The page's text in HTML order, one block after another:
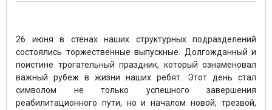
26 июня в стенах наших структурных подразделений
состоялись торжественные выпускные. Долгожданный и
поистине трогательный праздник, который ознаменовал
важный рубеж в жизни наших ребят. Этот день стал
символом не только успешного завершения
реабилитационного пути, но и началом новой, трезвой,